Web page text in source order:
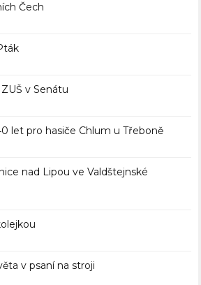
Čech
v Senátu
let pro hasiče Chlum u Třeboně
nad Lipou ve Valdštejnské
v psaní na stroji